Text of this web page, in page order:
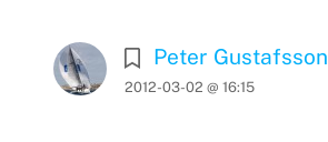
Peter Gustafsson
2012-03-02 @ 16:15